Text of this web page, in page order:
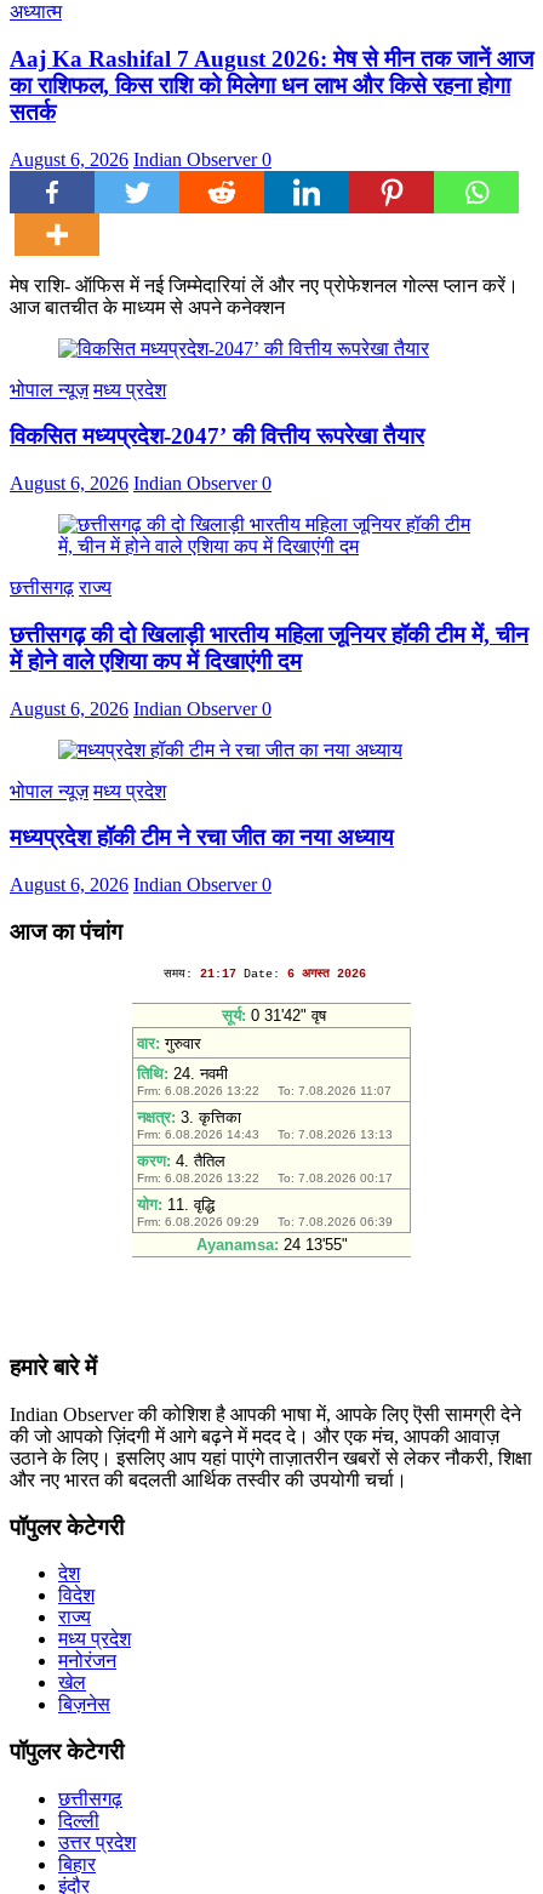
अध्यात्म
Aaj Ka Rashifal 7 August 2026: मेष से मीन तक जानें आज
का राशिफल, किस राशि को मिलेगा धन लाभ और किसे रहना होगा
सतर्क
August 6, 2026 Indian Observer0
मेष राशि- ऑफिस में नई जिम्मेदारियां लें और नए प्रोफेशनल गोल्स प्लान करें।
आज बातचीत के माध्यम से अपने कनेक्शन
भोपाल न्यूज़ मध्य प्रदेश
विकसित मध्यप्रदेश-2047’ की वित्तीय रूपरेखा तैयार
August 6, 2026 Indian Observer0
छत्तीसगढ़ राज्य
छत्तीसगढ़ की दो खिलाड़ी भारतीय महिला जूनियर हॉकी टीम में, चीन
में होने वाले एशिया कप में दिखाएंगी दम
August 6, 2026 Indian Observer0
भोपाल न्यूज़ मध्य प्रदेश
मध्यप्रदेश हॉकी टीम ने रचा जीत का नया अध्याय
August 6, 2026 Indian Observer0
आज का पंचांग
हमारे बारे में
Indian Observer की कोशिश है आपकी भाषा में, आपके लिए ऎसी सामग्री देने
की जो आपको ज़िंदगी में आगे बढ़ने में मदद दे। और एक मंच, आपकी आवाज़
उठाने के लिए। इसलिए आप यहां पाएंगे ताज़ातरीन खबरों से लेकर नौकरी, शिक्षा
और नए भारत की बदलती आर्थिक तस्वीर की उपयोगी चर्चा।
पॉपुलर केटेगरी
देश
विदेश
राज्य
मध्य प्रदेश
मनोरंजन
खेल
बिज़नेस
पॉपुलर केटेगरी
छत्तीसगढ़
दिल्ली
उत्तर प्रदेश
बिहार
इंदौर